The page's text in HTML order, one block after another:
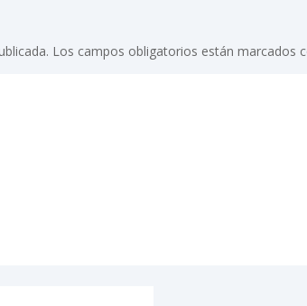
Los campos obligatorios están marcados